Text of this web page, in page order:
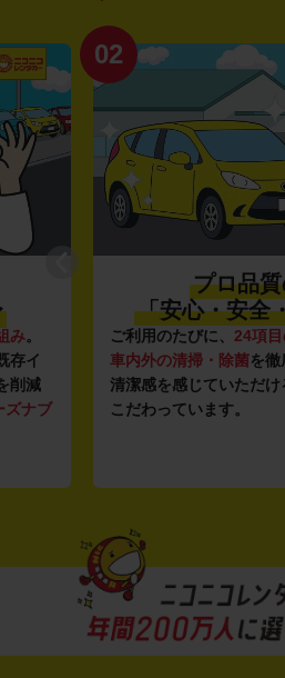
み。
存イ
削減
ズナブ
02
プロ品
「安心・安全
ご利用のたびに、 24項
車内外の清掃・除菌を徹
清潔感を感じていただけ
こだわっています。